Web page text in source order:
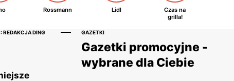
Rossmann Lidl
Czas na
grilla!
REDAKCJA DING GAZETKI
Gazetki promocyjne -
wybrane dla Ciebie